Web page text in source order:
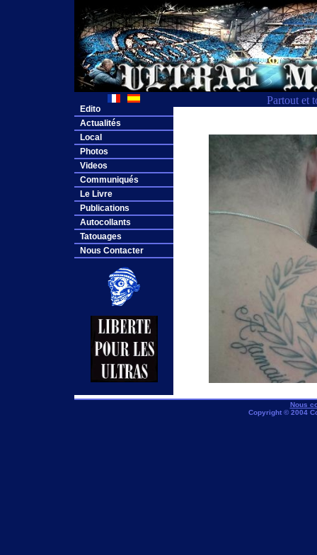
Partout et
Edito
Actualités
Local
Photos
Videos
Communiqués
Le Livre
Publications
Autocollants
Tatouages
Nous Contacter
Nous
Copyright © 2004